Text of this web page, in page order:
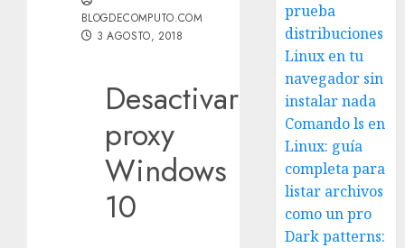
BLOGDECOMPUTO.COM
3 AGOSTO, 2018
Desactivar
proxy
Windows
10
prueba
distribuciones
Linux en tu
navegador sin
instalar nada
Comando ls en
Linux: guía
completa para
listar archivos
como un pro
Dark patterns: